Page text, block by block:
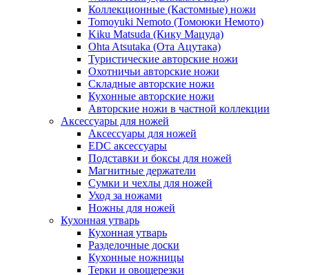
Коллекционные (Кастомные) ножи
Tomoyuki Nemoto (Томоюки Немото)
Kiku Matsuda (Кику Мацуда)
Ohta Atsutaka (Ота Ацутака)
Туристические авторские ножи
Охотничьи авторские ножи
Складные авторские ножи
Кухонные авторские ножи
Авторские ножи в частной коллекции
Аксессуары для ножей
Аксессуары для ножей
EDC аксессуары
Подставки и боксы для ножей
Магнитные держатели
Сумки и чехлы для ножей
Уход за ножами
Ножны для ножей
Кухонная утварь
Кухонная утварь
Разделочные доски
Кухонные ножницы
Терки и овощерезки